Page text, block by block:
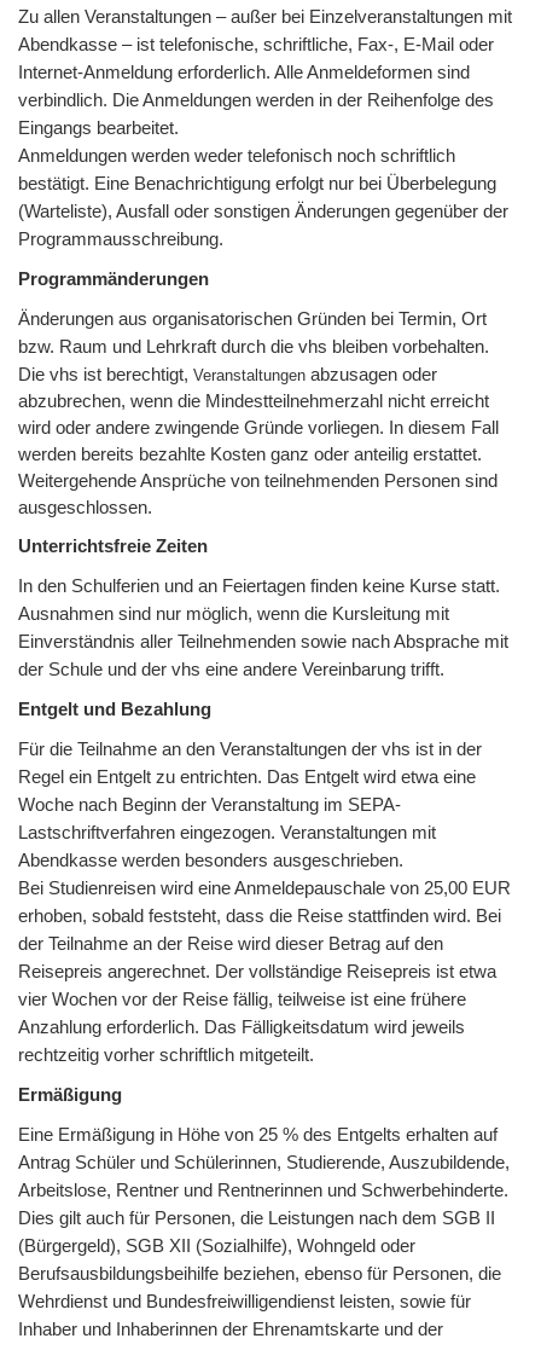
Zu allen Veranstaltungen – außer bei Einzelveranstaltungen mit
Abendkasse – ist telefonische, schriftliche, Fax-, E-Mail oder
Internet-Anmeldung erforderlich. Alle Anmeldeformen sind
verbindlich. Die Anmeldungen werden in der Reihenfolge des
Eingangs bearbeitet.
Anmeldungen werden weder telefonisch noch schriftlich
bestätigt. Eine Benachrichtigung erfolgt nur bei Überbelegung
(Warteliste), Ausfall oder sonstigen Änderungen gegenüber der
Programmausschreibung.
Programmänderungen
Änderungen aus organisatorischen Gründen bei Termin, Ort
bzw. Raum und Lehrkraft durch die vhs bleiben vorbehalten.
Die vhs ist berechtigt, Veranstaltungen abzusagen oder
abzubrechen, wenn die Mindestteilnehmerzahl nicht erreicht
wird oder andere zwingende Gründe vorliegen. In diesem Fall
werden bereits bezahlte Kosten ganz oder anteilig erstattet.
Weitergehende Ansprüche von teilnehmenden Personen sind
ausgeschlossen.
Unterrichtsfreie Zeiten
In den Schulferien und an Feiertagen finden keine Kurse statt.
Ausnahmen sind nur möglich, wenn die Kursleitung mit
Einverständnis aller Teilnehmenden sowie nach Absprache mit
der Schule und der vhs eine andere Vereinbarung trifft.
Entgelt und Bezahlung
Für die Teilnahme an den Veranstaltungen der vhs ist in der
Regel ein Entgelt zu entrichten. Das Entgelt wird etwa eine
Woche nach Beginn der Veranstaltung im SEPA-
Lastschriftverfahren eingezogen. Veranstaltungen mit
Abendkasse werden besonders ausgeschrieben.
Bei Studienreisen wird eine Anmeldepauschale von 25,00 EUR
erhoben, sobald feststeht, dass die Reise stattfinden wird. Bei
der Teilnahme an der Reise wird dieser Betrag auf den
Reisepreis angerechnet. Der vollständige Reisepreis ist etwa
vier Wochen vor der Reise fällig, teilweise ist eine frühere
Anzahlung erforderlich. Das Fälligkeitsdatum wird jeweils
rechtzeitig vorher schriftlich mitgeteilt.
Ermäßigung
Eine Ermäßigung in Höhe von 25 % des Entgelts erhalten auf
Antrag Schüler und Schülerinnen, Studierende, Auszubildende,
Arbeitslose, Rentner und Rentnerinnen und Schwerbehinderte.
Dies gilt auch für Personen, die Leistungen nach dem SGB II
(Bürgergeld), SGB XII (Sozialhilfe), Wohngeld oder
Berufsausbildungsbeihilfe beziehen, ebenso für Personen, die
Wehrdienst und Bundesfreiwilligendienst leisten, sowie für
Inhaber und Inhaberinnen der Ehrenamtskarte und der